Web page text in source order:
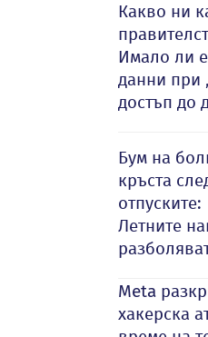
Какво ни
Имало ли
данни при
достъп до
Бум на
кръста
отпуските:
Летните
Meta
хакерска